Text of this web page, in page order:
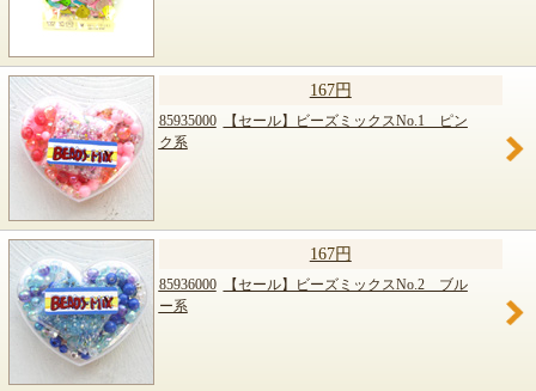
167円
85935000
【セール】ビーズミックスNo.1 ピン
ク系
167円
85936000
【セール】ビーズミックスNo.2 ブル
ー系